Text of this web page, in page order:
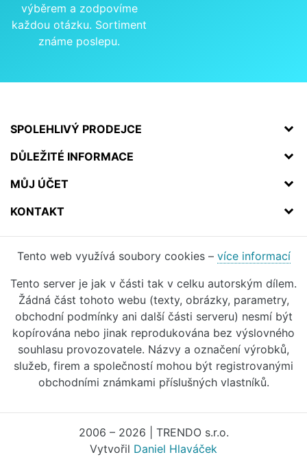
výběrem a zodpovíme
každou otázku. Sortiment
známe poslepu.
SPOLEHLIVÝ PRODEJCE
DŮLEŽITÉ INFORMACE
MŮJ ÚČET
KONTAKT
Tento web využívá soubory cookies – více informací
Tento server je jak v části tak v celku autorským dílem.
Žádná část tohoto webu (texty, obrázky, parametry,
obchodní podmínky ani další části serveru) nesmí být
kopírována nebo jinak reprodukována bez výslovného
souhlasu provozovatele. Názvy a označení výrobků,
služeb, firem a společností mohou být registrovanými
obchodními známkami příslušných vlastníků.
2006 – 2026 | TRENDO s.r.o.
Vytvořil Daniel Hlaváček